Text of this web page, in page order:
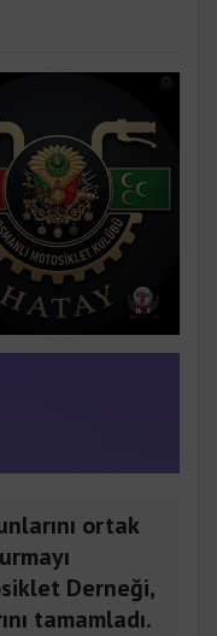
ortak
Derneği,
tamamladı.